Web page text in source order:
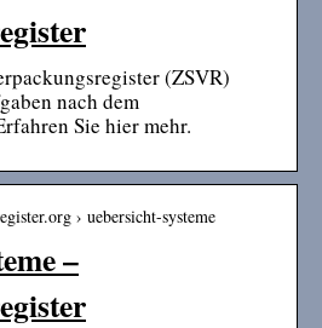
(ZSVR)
nach dem
Sie hier mehr.
› uebersicht-systeme
–